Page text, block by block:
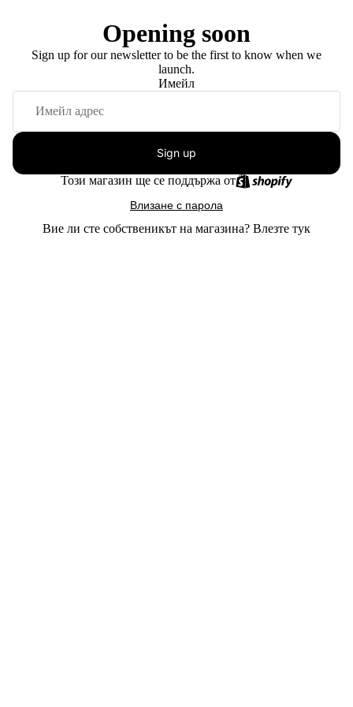
Opening soon
Sign up for our newsletter to be the first to know when we
launch.
Имейл
Sign up
Този магазин ще се поддържа от
Влизане с парола
Вие ли сте собственикът на магазина? Влезте тук